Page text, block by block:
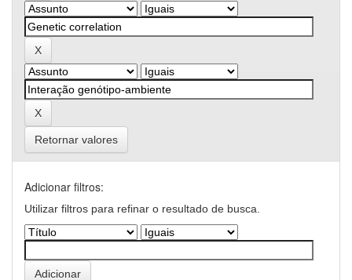
Retornar valores
Adicionar filtros:
Utilizar filtros para refinar o resultado de busca.